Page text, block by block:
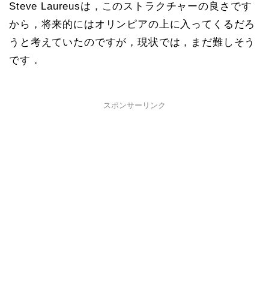
Steve Laureusは，このストラクチャーの良さです
から，将来的にはオリンピアの上に入ってくるだろ
うと考えていたのですが，現状では，まだ難しそう
です．
スポンサーリンク